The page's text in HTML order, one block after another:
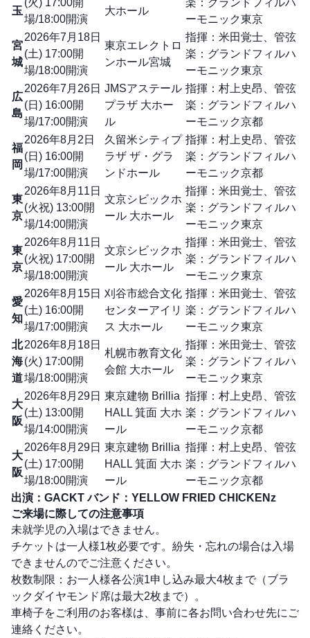
玉
(火) 17:00開
場/18:00開演
大ホール
楽：グランドフィルハ
ーモニック東京
宮
城
2026年7月18日
(土) 17:00開
場/18:00開演
東京エレクトロ
ンホール宮城
指揮：米田覚士、管弦
楽：グランドフィルハ
ーモニック東京
広
島
2026年7月26日
(日) 16:00開
場/17:00開演
JMSアステール
プラザ 大ホー
ル
指揮：村上史昂、管弦
楽：グランドフィルハ
ーモニック京都
福
岡
2026年8月2日
(日) 16:00開
場/17:00開演
久留米シティプ
ラザ ザ・グラ
ンドホール
指揮：村上史昂、管弦
楽：グランドフィルハ
ーモニック京都
東
京
2026年8月11日
(火祝) 13:00開
場/14:00開演
文京シビックホ
ール 大ホール
指揮：米田覚士、管弦
楽：グランドフィルハ
ーモニック東京
東
京
2026年8月11日
(火祝) 17:00開
場/18:00開演
文京シビックホ
ール 大ホール
指揮：米田覚士、管弦
楽：グランドフィルハ
ーモニック東京
愛
知
2026年8月15日
(土) 16:00開
場/17:00開演
刈谷市総合文化
センターアイリ
ス 大ホール
指揮：米田覚士、管弦
楽：グランドフィルハ
ーモニック東京
北
海
道
2026年8月18日
(火) 17:00開
場/18:00開演
札幌市教育文化
会館 大ホール
指揮：米田覚士、管弦
楽：グランドフィルハ
ーモニック東京
大
阪
2026年8月29日
(土) 13:00開
場/14:00開演
東京建物 Brillia
HALL 箕面 大ホ
ール
指揮：村上史昂、管弦
楽：グランドフィルハ
ーモニック京都
大
阪
2026年8月29日
(土) 17:00開
場/18:00開演
東京建物 Brillia
HALL 箕面 大ホ
ール
指揮：村上史昂、管弦
楽：グランドフィルハ
ーモニック京都
出演：GACKT バンド：YELLOW FRIED CHICKENz
ご来場に際しての注意事項
未就学児の入場はできません。
チケットは一人様1枚必要です。紛失・忘れの場合は入場
できませんのでご注意ください。
枚数制限：お一人様各公演1申し込み最大4枚まで（ブラ
ックダイヤモンド席は最大2枚まで）。
車椅子をご利用のお客様は、事前に各お問い合わせ先にご
連絡ください。